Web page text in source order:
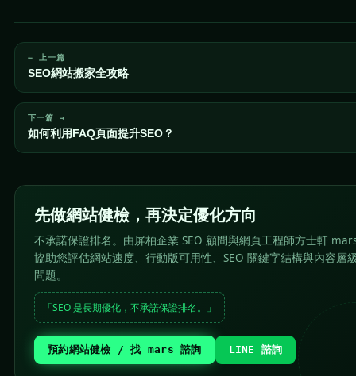
← 上一篇
SEO網站搬家全攻略
下一篇 →
如何利用FAQ頁面提升SEO？
先做網站健檢，再決定優化方向
不承諾保證排名。由屏柏企業 SEO 顧問與網頁工程師方士軒
協助您評估網站速度、行動版可用性、SEO 關鍵字結構與內容層
問題。
「SEO 是長期優化，不承諾保證排名。」
預約網站健檢 / 找 mars 諮詢 LINE 諮詢